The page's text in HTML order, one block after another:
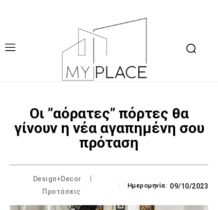
Οι ”αόρατες” πόρτες θα
γίνουν η νέα αγαπημένη σου
πρόταση
Design+Decor
Προτάσεις
Ημερομηνία: 09/10/2023